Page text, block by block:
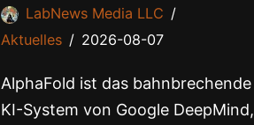
LabNews Media LLC
Aktuelles
2026-08-07
AlphaFold ist das bahnbrechende
KI-System von Google DeepMind,